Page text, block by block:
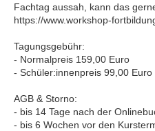
Fachtag aussah, kann das
https://www.workshop-
Tagungsgebühr:
- Normalpreis 159,00 Euro
- Schüler:innenpreis 99,00
AGB & Storno:
- bis 14 Tage nach der
- bis 6 Wochen vor den